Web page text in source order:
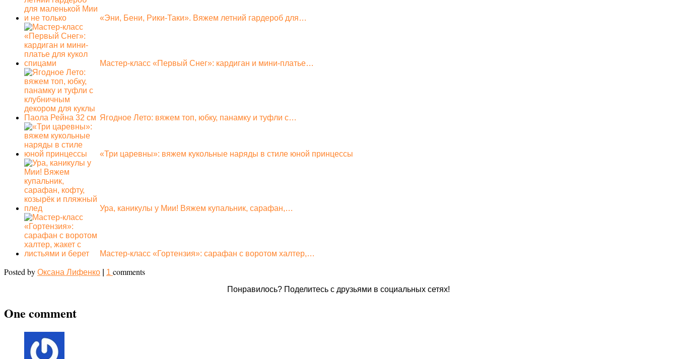
«Эни, Бени, Рики-Таки». Вяжем летний гардероб для…
Мастер-класс «Первый Снег»: кардиган и мини-платье…
Ягодное Лето: вяжем топ, юбку, панамку и туфли с…
«Три царевны»: вяжем кукольные наряды в стиле юной принцессы
Ура, каникулы у Мии! Вяжем купальник, сарафан,…
Мастер-класс «Гортензия»: сарафан с воротом халтер,…
Posted by Оксана Лифенко 1 comments
Понравилось? Поделитесь с друзьями в социальных сетях!
One comment